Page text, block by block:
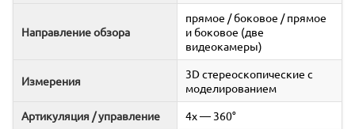
Направление обзора
прямое / боковое / прямое
и боковое (две
видеокамеры)
Измерения
3D стереоскопические с
моделированием
Артикуляция / управление
4x — 360°